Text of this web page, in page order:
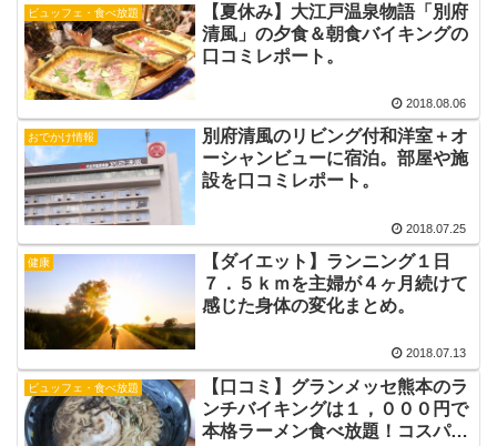
ビュッフェ・食べ放題
【夏休み】大江戸温泉物語「別府
清風」の夕食＆朝食バイキングの
口コミレポート。
2018.08.06
おでかけ情報
別府清風のリビング付和洋室＋オ
ーシャンビューに宿泊。部屋や施
設を口コミレポート。
2018.07.25
健康
【ダイエット】ランニング１日
７．５ｋｍを主婦が４ヶ月続けて
感じた身体の変化まとめ。
2018.07.13
ビュッフェ・食べ放題
【口コミ】グランメッセ熊本のラ
ンチバイキングは１，０００円で
本格ラーメン食べ放題！コスパ最